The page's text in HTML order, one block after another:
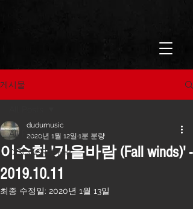
게시물
All Posts
DISCOGRAPHY
이수한 '가을바람 (Fall winds)' -
2019.10.11
dudumusic
2020년 1월 12일 1분 분량
최종 수정일: 2020년 1월 13일